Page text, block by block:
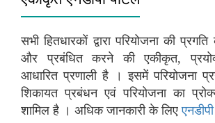
सभी हितधारकों द्वारा परियोजना की
और प्रबंधित करने की एकीकृत,
आधारित प्रणाली है । इसमें परियोजना
शिकायत प्रबंधन एवं परियोजना का
शामिल है । अधिक जानकारी के लिए